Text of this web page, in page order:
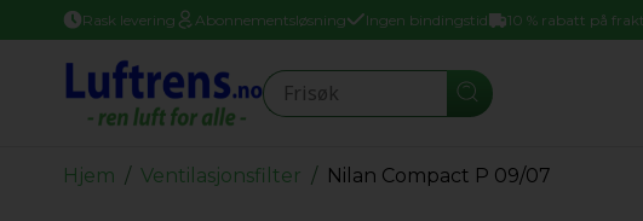
Rask levering Abonnementsløsning Ingen bindingstid 10 % rabatt på
Seearch
Hjem Ventilasjonsfilter Nilan Compact P 09/07